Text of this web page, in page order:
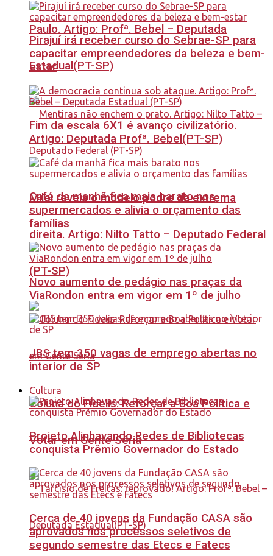
Paulo. Artigo: Profª. Bebel – Deputada
Estadual(PT-SP)
Milei revela o modelo podre da extrema
direita. Artigo: Nilto Tatto – Deputado Federal
(PT-SP)
Coluna do Fidelis: Reforçar a Boa Política e
Votar em Gente Séria
Pirajuí irá receber curso do Sebrae-SP para
capacitar empreendedores da beleza e bem-
estar
Fim da escala 6X1 é avanço civilizatório.
Artigo: Deputada Profª. Bebel(PT-SP)
Café da manhã fica mais barato nos
supermercados e alivia o orçamento das
famílias
Novo aumento de pedágio nas praças da
ViaRondon entra em vigor em 1º de julho
JBS tem 350 vagas de emprego abertas no
interior de SP
Cultura
Projeto Alinhavando Redes de Bibliotecas
conquista Prêmio Governador do Estado
Cerca de 40 jovens da Fundação CASA são
aprovados nos processos seletivos de
segundo semestre das Etecs e Fatecs